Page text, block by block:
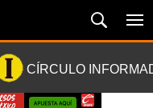
CÍRCULO